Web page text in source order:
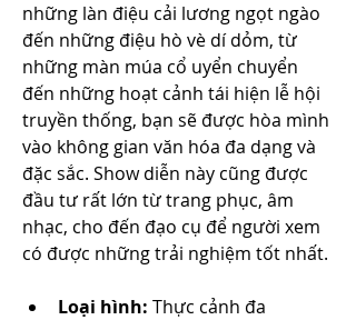
những làn điệu cải lương ngọt ngào
đến những điệu hò vè dí dỏm, từ
những màn múa cổ uyển chuyển
đến những hoạt cảnh tái hiện lễ hội
truyền thống, bạn sẽ được hòa mình
vào không gian văn hóa đa dạng và
đặc sắc. Show diễn này cũng được
đầu tư rất lớn từ trang phục, âm
nhạc, cho đến đạo cụ để người xem
có được những trải nghiệm tốt nhất.
Loại hình: Thực cảnh đa